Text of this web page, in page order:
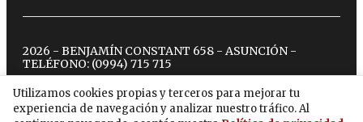
Utilizamos cookies propias y terceros para mejorar tu
experiencia de navegación y analizar nuestro tráfico. Al
2026 - BENJAMÍN CONSTANT 658 - ASUNCIÓN -
TELÉFONO: (0994) 715 715
twitterinstagram
facebook
tiktokyoutubespotify